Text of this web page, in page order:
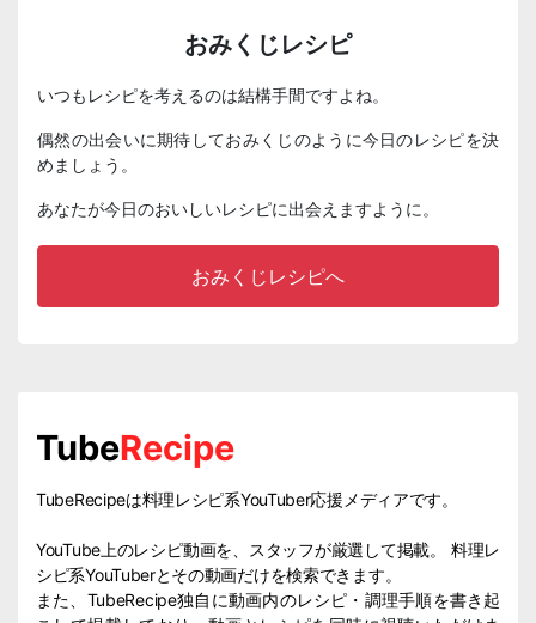
おみくじレシピ
いつもレシピを考えるのは結構手間ですよね。
偶然の出会いに期待しておみくじのように今日のレシピを決
めましょう。
あなたが今日のおいしいレシピに出会えますように。
おみくじレシピへ
TubeRecipe
TubeRecipeは料理レシピ系YouTuber応援メディアです。
YouTube上のレシピ動画を、スタッフが厳選して掲載。 料理レ
シピ系YouTuberとその動画だけを検索できます。
また、TubeRecipe独自に動画内のレシピ・調理手順を書き起